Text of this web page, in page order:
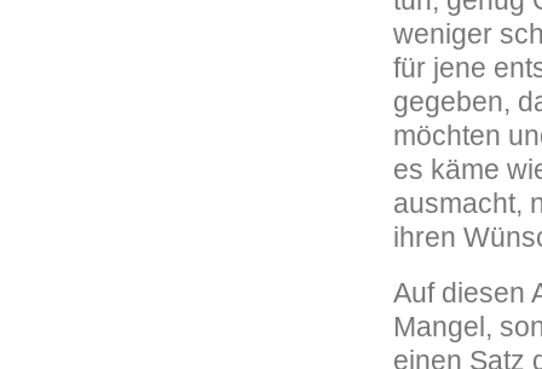
weniger
für jene
gegeben,
möchten
es käme
ausmacht,
ihren
Auf diesen
Mangel,
einen Satz